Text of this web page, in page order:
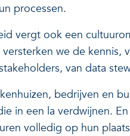
processen.
vergt ook een
we de kennis,
van data
bedrijven en
in een la verdwijnen.
volledig op hun